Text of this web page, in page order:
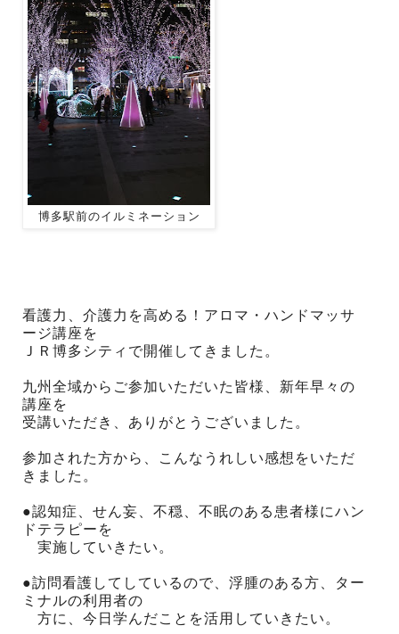
博多駅前のイルミネーション
看護力、介護力を高める！アロマ・ハンドマッサ
ージ講座を
ＪＲ博多シティで開催してきました。
九州全域からご参加いただいた皆様、新年早々の
講座を
受講いただき、ありがとうございました。
参加された方から、こんなうれしい感想をいただ
きました。
●認知症、せん妄、不穏、不眠のある患者様にハン
ドテラピーを
実施していきたい。
●訪問看護してしているので、浮腫のある方、ター
ミナルの利用者の
方に、今日学んだことを活用していきたい。